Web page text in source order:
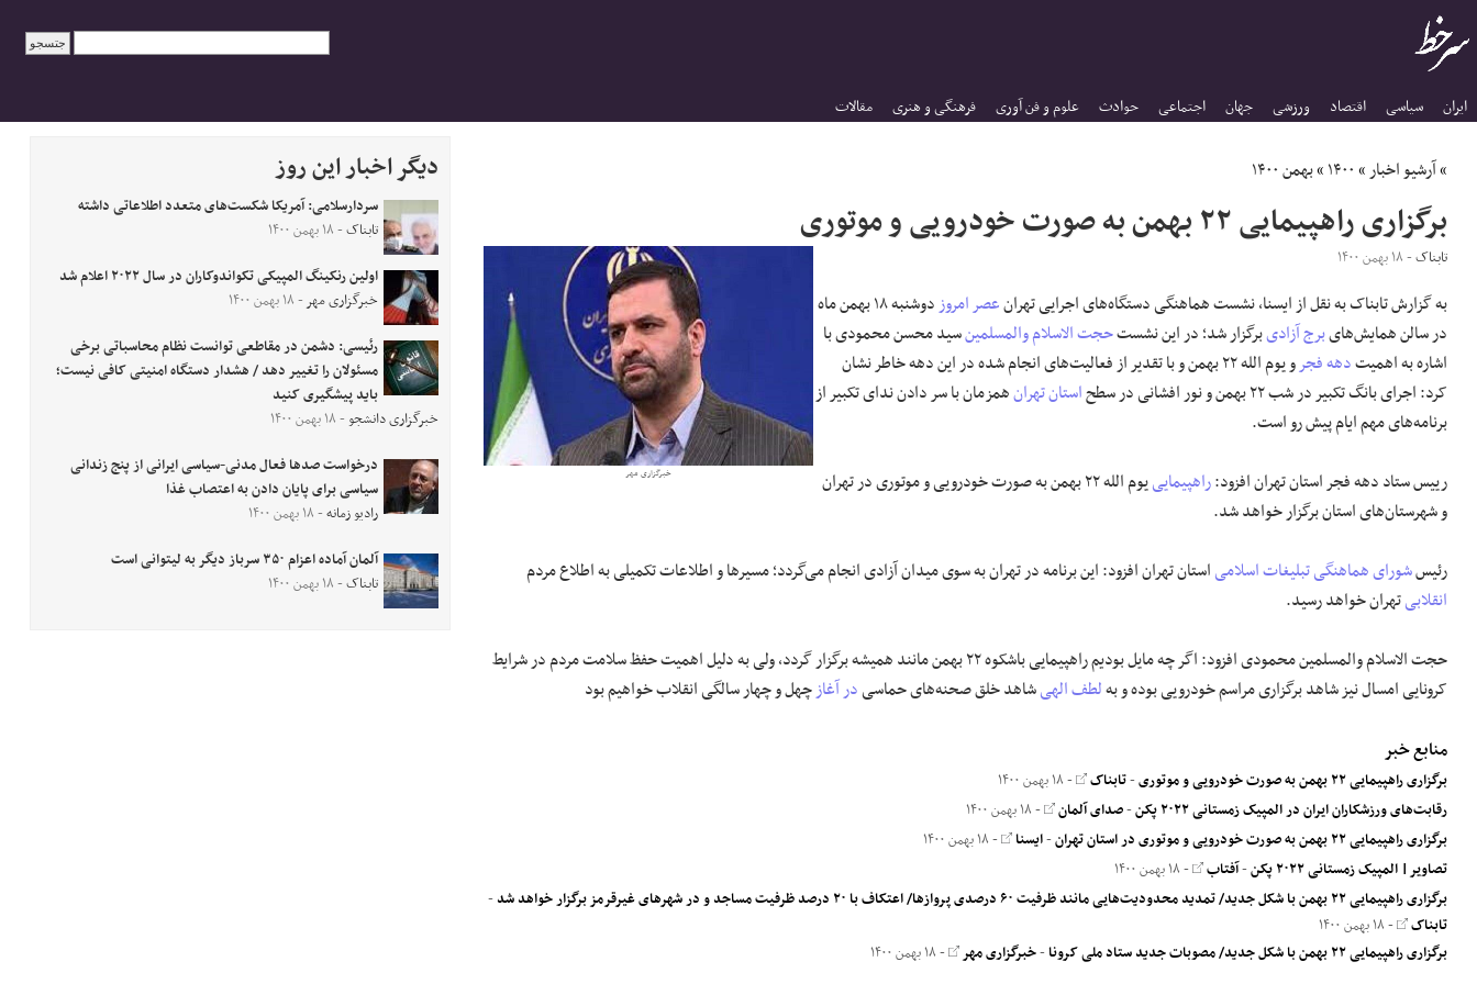
ایران سیاسی اقتصاد ورزشی جهان اجتماعی حوادث علوم و فن آوری فرهنگی و هنری مقالات
»آرشیو اخبار»۱۴۰۰»بهمن ۱۴۰۰
برگزاری راهپیمایی ۲۲ بهمن به صورت خودرویی و موتوری
خبرگزاری مهر
تابناک- ۱۸ بهمن ۱۴۰۰
به گزارش تابناک به نقل از ایسنا، نشست هماهنگی دستگاه‌های اجرایی تهرانعصر امروز
دوشنبه ۱۸ بهمن ماه
در سالن همایش‌هایبرج آزادیبرگزار شد؛ در این نشستحجت الاسلام والمسلمینسید محسن محمودی با
اشاره به اهمیتدهه فجر
و یوم الله ٢٢ بهمن و با تقدیر از فعالیت‌های انجام شده در این دهه خاطر نشان
کرد: اجرای بانگ تکبیر در شب ٢٢ بهمن و نور افشانی در سطح
استان تهرانهمزمان با سر دادن ندای تکبیر از
برنامه‌های مهم ایام پیش رو است.
رییس ستاد دهه فجر استان تهران افزود:راهپیمایی
یوم الله ٢٢ بهمن به صورت خودرویی و موتوری در تهران
و شهرستان‌های استان برگزار خواهد شد.
رئیسشورای هماهنگی تبلیغات اسلامیاستان تهران افزود: این برنامه در تهران به سوی میدان آزادی انجام می‌گردد؛ مسیر‌ها و اطلاعات تکمیلی به اطلاع مردم
انقلابیتهران خواهد رسید.
حجت الاسلام والمسلمین محمودی افزود: اگر چه مایل بودیم راهپیمایی باشکوه ٢٢ بهمن مانند همیشه برگزار گردد، ولی به دلیل اهمیت حفظ سلامت مردم در شرایط
کرونایی امسال نیز شاهد برگزاری مراسم خودرویی بوده و بهلطف الهیشاهد خلق صحنه‌های حماسیدر آغازچهل و چهار سالگی انقلاب خواهیم بود
منابع خبر
برگزاری راهپیمایی ۲۲ بهمن به صورت خودرویی و موتوری -تابناک - ۱۸ بهمن ۱۴۰۰
رقابت‌های ورزشکاران ایران در المپیک زمستانی ۲۰۲۲ پکن
-صدای آلمان - ۱۸ بهمن ۱۴۰۰
برگزاری راهپیمایی ۲۲ بهمن به صورت خودرویی و موتوری در استان تهران
-ایسنا - ۱۸ بهمن ۱۴۰۰
تصاویر| المپیک زمستانی ۲۰۲۲ پکن
-آفتاب - ۱۸ بهمن ۱۴۰۰
برگزاری راهپیمایی ۲۲ بهمن با شکل جدید/ تمدید محدودیت‌هایی مانند ظرفیت ۶۰ درصدی پروازها/ اعتکاف با ۲۰ درصد ظرفیت مساجد و در شهر‌های غیرقرمز برگزار خواهد شد
-
تابناک - ۱۸ بهمن ۱۴۰۰
برگزاری راهپیمایی ۲۲ بهمن با شکل جدید/ مصوبات جدید ستاد ملی کرونا
-خبرگزاری مهر - ۱۸ بهمن ۱۴۰۰
دیگر اخبار این روز
سردار‌سلامی: آمریکا شکست‌های متعدد اطلاعاتی داشته
تابناک- ۱۸ بهمن ۱۴۰۰
اولین رنکینگ المپیکی تکواندوکاران در سال ۲۰۲۲ اعلام شد
خبرگزاری مهر- ۱۸ بهمن ۱۴۰۰
رئیسی: دشمن در مقاطعی توانست نظام محاسباتی برخی
مسئولان را تغییر دهد / هشدار دستگاه‌ امنیتی کافی نیست؛
باید پیشگیری کنید
خبرگزاری دانشجو- ۱۸ بهمن ۱۴۰۰
درخواست صدها فعال مدنی-سیاسی ایرانی از پنج زندانی
سیاسی برای پایان دادن به اعتصاب غذا
رادیو زمانه- ۱۸ بهمن ۱۴۰۰
آلمان آماده اعزام ۳۵۰ سرباز دیگر به لیتوانی است
تابناک- ۱۸ بهمن ۱۴۰۰